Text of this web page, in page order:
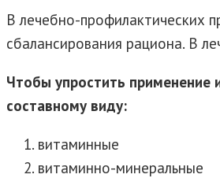
В лечебно-профилактических
сбалансирования рациона. В
Чтобы упростить применение
составному виду:
витаминные
витаминно-минеральные